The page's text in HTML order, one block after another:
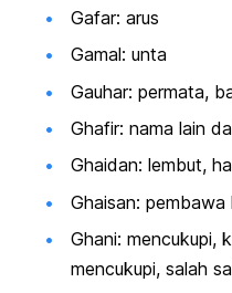
Gafar: arus
Gamal: unta
Gauhar: permata,
Ghafir: nama lain
Ghaidan: lembut,
Ghaisan: pembawa
Ghani: mencukupi,
mencukupi, salah